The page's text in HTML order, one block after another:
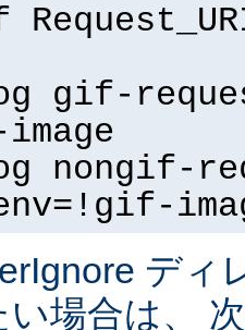
gif-
nongif-
env=!gif-
ディ
い場合は、